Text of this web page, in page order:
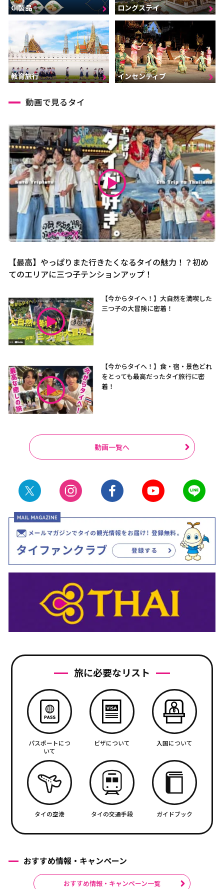
GI製品 ロングステイ
教育旅行 インセンティブ
動画で見るタイ
【最高】やっぱりまた行きたくなるタイの魅力！？初め
てのエリアに三つ子テンションアップ！
【今からタイへ！】大自然を満喫した
三つ子の大冒険に密着！
【今からタイへ！】食・宿・景色どれ
をとっても最高だったタイ旅行に密
着！
動画一覧へ
旅に必要なリスト
パスポートにつ
いて
ビザについて 入国について
タイの空港 タイの交通手段 ガイドブック
おすすめ情報・キャンペーン
おすすめ情報・キャンペーン一覧